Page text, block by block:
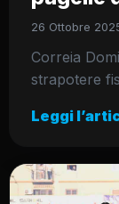
26 Ottobre
Correia
strapotere
Leggi